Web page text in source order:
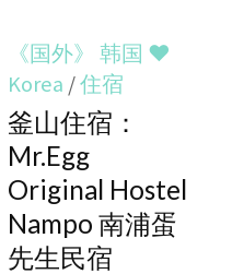
《国外》 韩国 ♥
Korea /住宿
釜山住宿：
Mr.Egg
Original Hostel
Nampo 南浦蛋
先生民宿